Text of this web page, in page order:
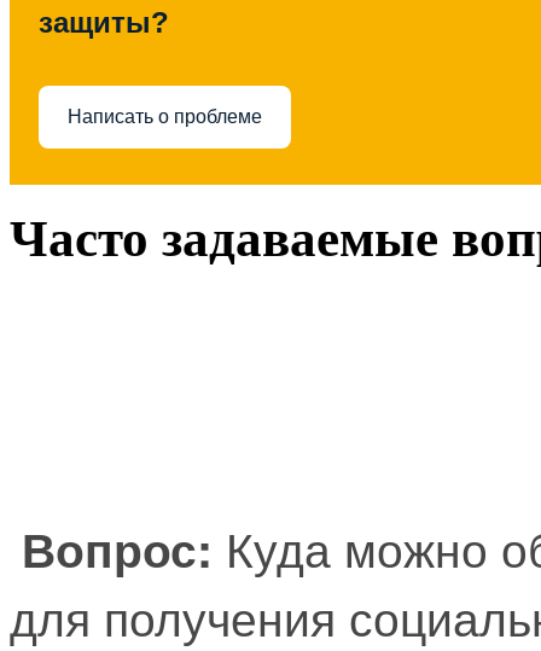
защиты?
Написать о проблеме
Часто задаваемые
Вопрос: Куда можно
для получения